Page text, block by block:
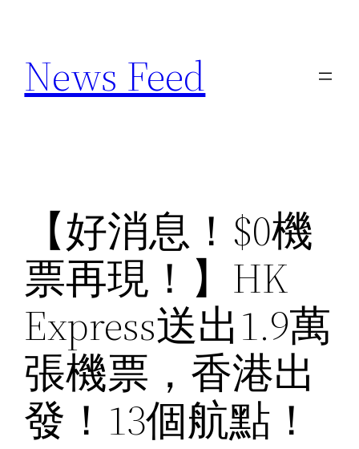
content
News Feed
【好消息！$0機
票再現！】HK
Express送出1.9萬
張機票，香港出
發！13個航點！